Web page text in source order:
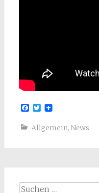
Facebook
Twitter
Allgemein, News
Suchen